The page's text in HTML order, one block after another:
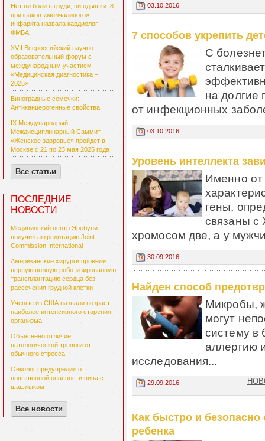
Нет ни боли в груди, ни одышки: 8
признаков «молчаливого»
инфаркта назвала кардиолог
ФМБА
XVII Всероссийский научно-
образовательный форум с
международным участием
«Медицинская диагностика –
2025»
Виноградные семечки:
Антиканцерогенные свойства
IX Международный
Междисциплинарный Саммит
«Женское здоровье» пройдет в
Москве с 21 по 23 мая 2025 года
Все статьи
ПОСЛЕДНИЕ
НОВОСТИ
Медицинский центр Эребуни
получил аккредитацию Joint
Commission International
Американские хирурги провели
первую полную роботизированную
трансплантацию сердца без
рассечения грудной клетки
Ученые из США назвали возраст
наиболее интенсивного старения
организма
Объяснено отличие
патологической тревоги от
обычного стресса
Онколог предупредил о
повышенной опасности пива с
шашлыком
Все новости
03.10.2016
7 способов укрепить
С
на долгие
от инфекционных
03.10.2016
Уровень интеллекта
Именно от
гены,
связаны с
хромосом две, а у
30.09.2016
Найден способ
Микробы,
могут
систему в
аллергию
исследования...
29.09.2016
Как быстро и безопасно
ребенка